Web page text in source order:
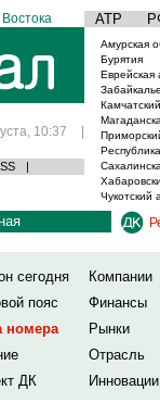
АТР
10:37 |
|
Амурская
Бурятия
Еврейская
Чукотский
сегодня
Компании
пояс
Финансы
номера
Рынки
Отрасль
ДК
Инновации